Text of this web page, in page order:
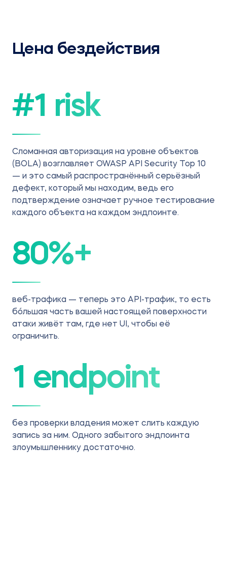
Цена бездействия
#1 risk
Сломанная авторизация на уровне объектов
(BOLA) возглавляет OWASP API Security Top 10
— и это самый распространённый серьёзный
дефект, который мы находим, ведь его
подтверждение означает ручное тестирование
каждого объекта на каждом эндпоинте.
80%+
веб-трафика — теперь это API-трафик, то есть
бóльшая часть вашей настоящей поверхности
атаки живёт там, где нет UI, чтобы её
ограничить.
1 endpoint
без проверки владения может слить каждую
запись за ним. Одного забытого эндпоинта
злоумышленнику достаточно.